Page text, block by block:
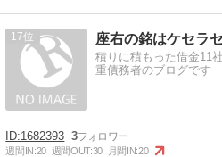
17
積りに積もった借金11
重債務者のブログです
1682393 3
週間IN:20 週間OUT:30 月間IN:20